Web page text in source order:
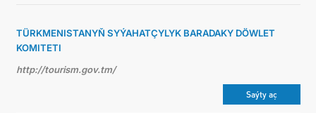
TÜRKMENISTANYŇ SYÝAHATÇYLYK BARADAKY DÖWLET
KOMITETI
http://tourism.gov.tm/
Saýty aç